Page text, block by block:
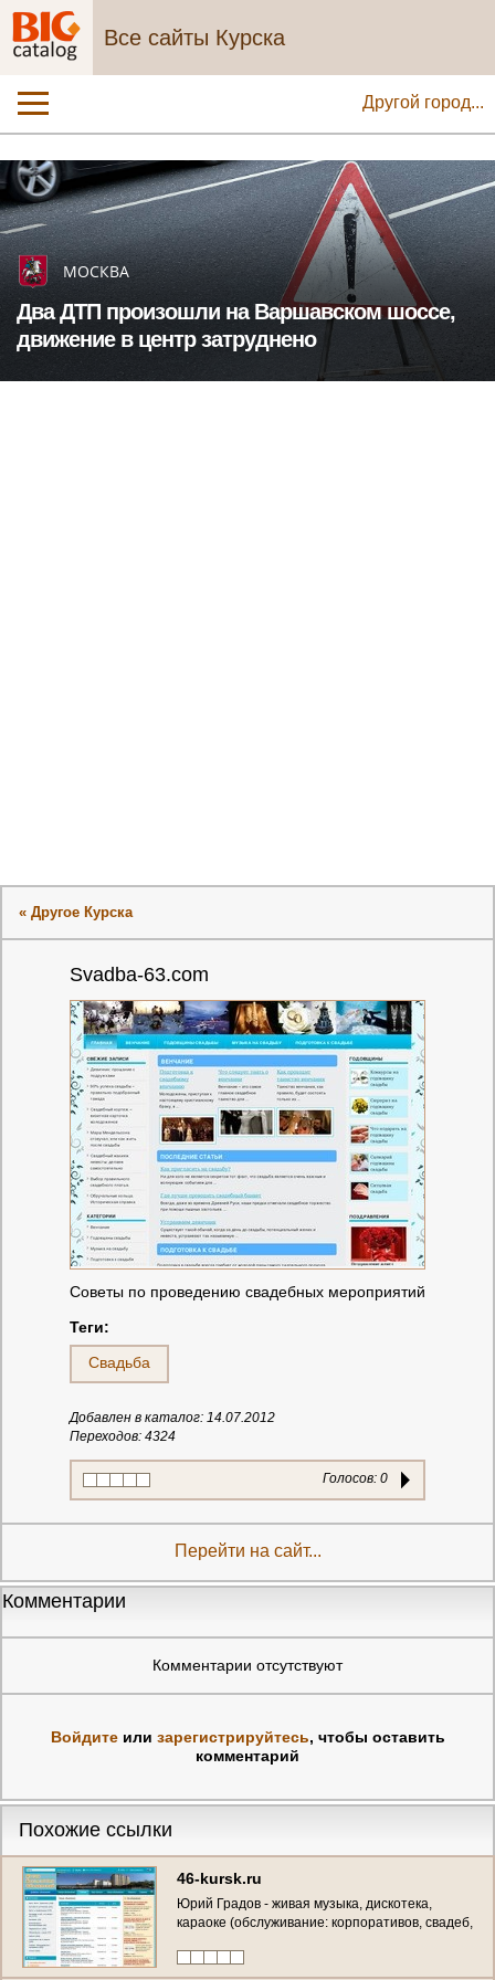
Все сайты Курска
Другой город...
МОСКВА
Два ДТП произошли на Варшавском шоссе,
движение в центр затруднено
« Другое Курска
Svadba-63.com
Советы по проведению свадебных мероприятий
Теги:
Свадьба
Добавлен в каталог: 14.07.2012
Переходов: 4324
Голосов: 0
Перейти на сайт...
Комментарии
Комментарии отсутствуют
Войдитеили зарегистрируйтесь, чтобы оставить
комментарий
Похожие ссылки
46-kursk.ru
Юрий Градов - живая музыка, дискотека,
караоке (обслуживание: корпоративов, свадеб,